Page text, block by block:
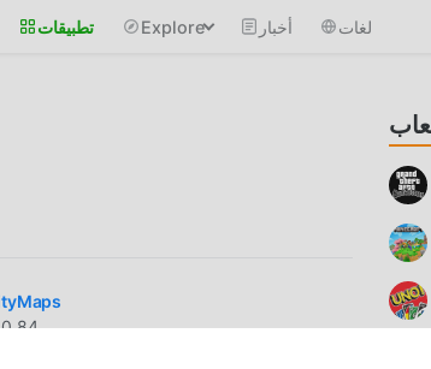
تطبيقات Explore أخبار لغات